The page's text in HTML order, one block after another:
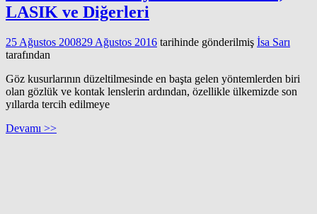
LASIK ve Diğerleri
25 Ağustos 200829 Ağustos 2016 tarihinde gönderilmiş İsa Sarı
tarafından
Göz kusurlarının düzeltilmesinde en başta gelen yöntemlerden biri
olan gözlük ve kontak lenslerin ardından, özellikle ülkemizde son
yıllarda tercih edilmeye
Devamı >>